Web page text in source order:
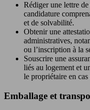
Rédiger une lettre
candidature
et de solvabilité.
Obtenir une
administratives,
ou l’inscription à la
Souscrire une
liés au logement et
le propriétaire en
Emballage et